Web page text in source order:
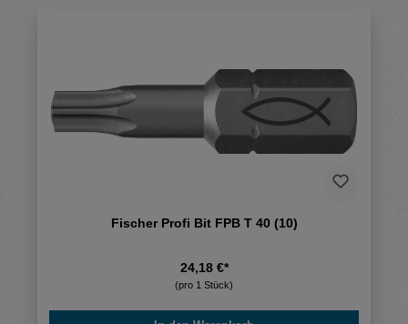
Fischer Profi Bit FPB T 40 (10)
24,18 €*
(pro 1 Stück)